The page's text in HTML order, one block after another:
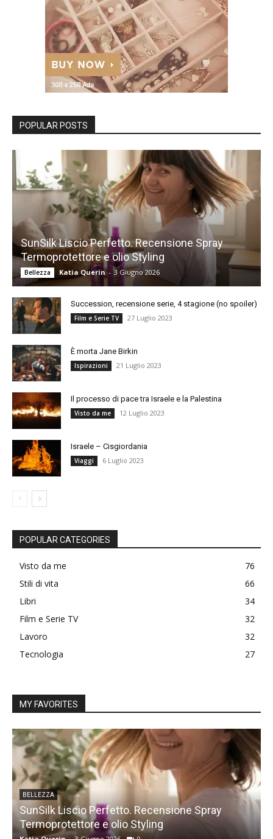
POPULAR POSTS
SunSilk Liscio Perfetto. Recensione Spray
Termoprotettore e olio Styling
Bellezza Katia Querin - 3 Giugno 2026
Succession, recensione serie, 4 stagione (no spoiler)
Film e Serie TV 27 Luglio 2023
È morta Jane Birkin
Ispirazioni 21 Luglio 2023
Il processo di pace tra Israele e la Palestina
Visto da me 12 Luglio 2023
Israele – Cisgiordania
Viaggi 6 Luglio 2023
POPULAR CATEGORIES
Visto da me
76
Stili di vita
66
Libri
34
Film e Serie TV
32
Lavoro
32
Tecnologia
27
MY FAVORITES
BELLEZZA
SunSilk Liscio Perfetto. Recensione Spray
Termoprotettore e olio Styling